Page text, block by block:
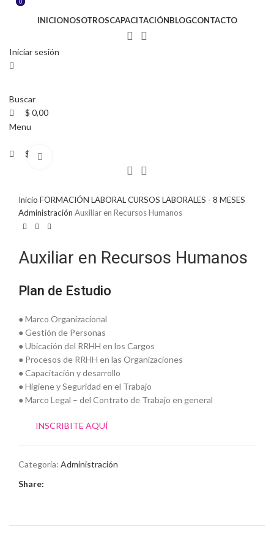
INICIONOSOTROSCAPACITACIÓNBLOGCONTACTO
Iniciar sesión
Buscar
0
$ 0,00
Menu
0
$ 0,00
Inicio FORMACIÓN LABORAL CURSOS LABORALES - 8 MESES
Administración Auxiliar en Recursos Humanos
Auxiliar en Recursos Humanos
Plan de Estudio
● Marco Organizacional
● Gestión de Personas
● Ubicación del RRHH en los Cargos
● Procesos de RRHH en las Organizaciones
● Capacitación y desarrollo
● Higiene y Seguridad en el Trabajo
● Marco Legal – del Contrato de Trabajo en general
INSCRIBITE AQUÍ
Categoría: Administración
Share: